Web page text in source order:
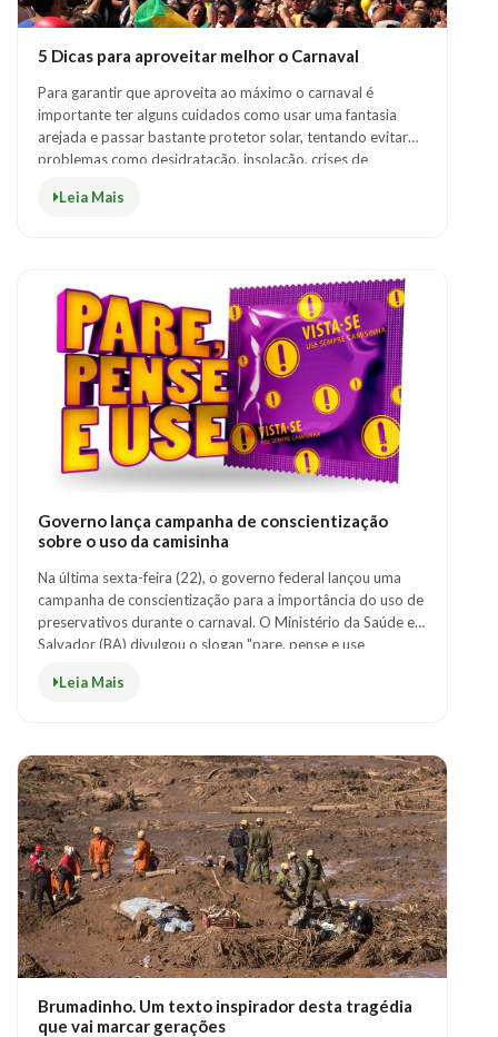
5 Dicas para aproveitar melhor o Carnaval
Para garantir que aproveita ao máximo o carnaval é
importante ter alguns cuidados como usar uma fantasia
arejada e passar bastante protetor solar, tentando evitar
problemas como desidratação, insolação, crises de
Leia Mais
Governo lança campanha de conscientização
sobre o uso da camisinha
Na última sexta-feira (22), o governo federal lançou uma
campanha de conscientização para a importância do uso de
preservativos durante o carnaval. O Ministério da Saúde em
Salvador (BA) divulgou o slogan "pare, pense e use
Leia Mais
Brumadinho. Um texto inspirador desta tragédia
que vai marcar gerações